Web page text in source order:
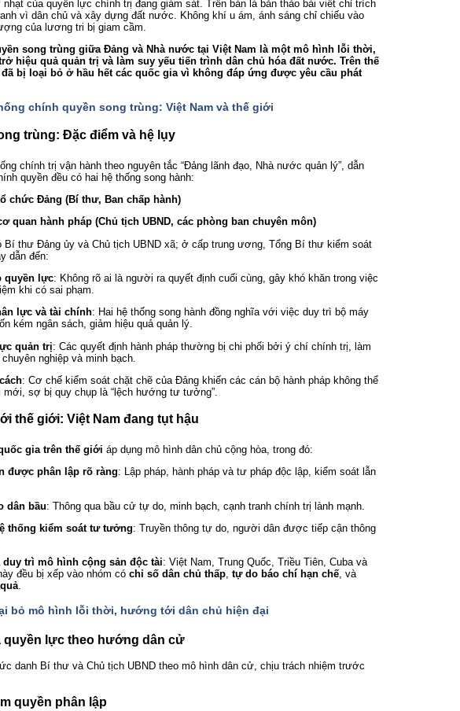
song trùng giữa Đảng và Nhà nước tại Việt Nam là một mô hình lỗi thời,
hiệu quả quản trị và làm suy yếu tiến trình dân chủ hóa đất nước. Trên thế
bị loại bỏ ở hầu hết các quốc gia vì không đáp ứng được yêu cầu phát
chính quyền song trùng: Việt Nam và thế giới
trùng: Đặc điểm và hệ lụy
chính trị vận hành theo nguyên tắc “Đảng lãnh đạo, Nhà nước quản lý”, dẫn
quyền đều có hai hệ thống song hành:
chức Đảng (Bí thư, Ban chấp hành)
quan hành pháp (Chủ tịch UBND, các phòng ban chuyên môn)
Bí thư Đảng ủy và Chủ tịch UBND xã; ở cấp trung ương, Tổng Bí thư kiểm soát
dẫn đến:
quyền lực: Không rõ ai là người ra quyết định cuối cùng, gây khó khăn trong việc
khi có sai phạm.
lực và tài chính: Hai hệ thống song hành đồng nghĩa với việc duy trì bộ máy
kém ngân sách, giảm hiệu quả quản lý.
quản trị: Các quyết định hành pháp thường bị chi phối bởi ý chí chính trị, làm
nghiệp và minh bạch.
: Cơ chế kiểm soát chặt chẽ của Đảng khiến các cán bộ hành pháp không thể
mới, sợ bị quy chụp là “lệch hướng tư tưởng”.
thế giới: Việt Nam đang tụt hậu
gia trên thế giới áp dụng mô hình dân chủ cộng hòa, trong đó:
được phân lập rõ ràng: Lập pháp, hành pháp và tư pháp độc lập, kiểm soát lẫn
dân bầu: Thông qua bầu cử tự do, minh bạch, cạnh tranh chính trị lành mạnh.
thống kiểm soát tư tưởng: Truyền thông tự do, người dân được tiếp cận thông
duy trì mô hình cộng sản độc tài: Việt Nam, Trung Quốc, Triều Tiên, Cuba và
đều bị xếp vào nhóm có chỉ số dân chủ thấp, tự do báo chí hạn chế, và
.
bỏ mô hình lỗi thời, hướng tới dân chủ hiện đại
quyền lực theo hướng dân cử
danh Bí thư và Chủ tịch UBND theo mô hình dân cử, chịu trách nhiệm trước
quyền phân lập